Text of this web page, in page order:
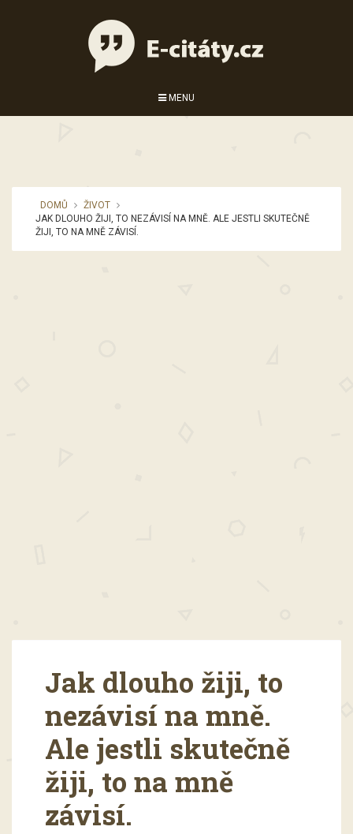
MENU
DOMŮ
ŽIVOT
JAK DLOUHO ŽIJI, TO NEZÁVISÍ NA MNĚ. ALE JESTLI SKUTEČNĚ
ŽIJI, TO NA MNĚ ZÁVISÍ.
Jak dlouho žiji, to
nezávisí na mně.
Ale jestli skutečně
žiji, to na mně
závisí.